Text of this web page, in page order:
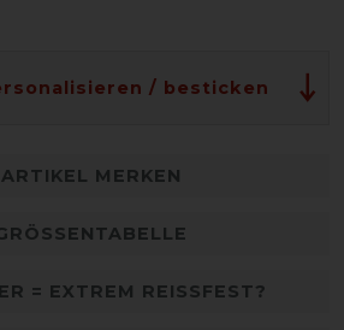
/ besticken
ARTIKEL MERKEN
= EXTREM REISSFEST?